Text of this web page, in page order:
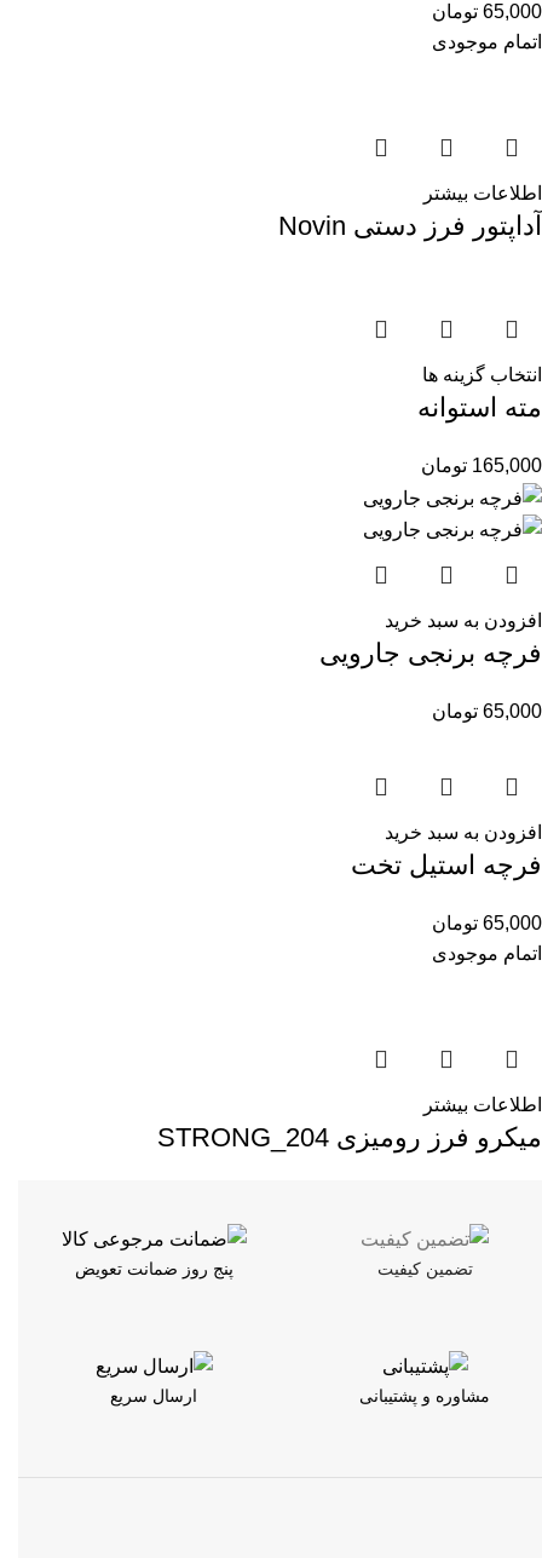
65,000 تومان
اتمام موجودی
اطلاعات بیشتر
آداپتور فرز دستی Novin
انتخاب گزینه ها
مته استوانه
165,000 تومان
افزودن به سبد خرید
فرچه برنجی جارویی
65,000 تومان
افزودن به سبد خرید
فرچه استیل تخت
65,000 تومان
اتمام موجودی
اطلاعات بیشتر
میکرو فرز رومیزی STRONG_204
تضمین کیفیت پنج روز ضمانت تعویض
مشاوره و پشتیبانی ارسال سریع